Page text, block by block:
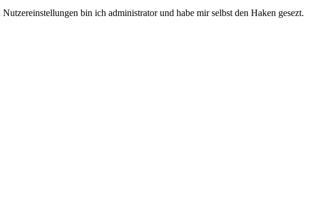
bin ich administrator und habe mir selbst den Haken gesezt.